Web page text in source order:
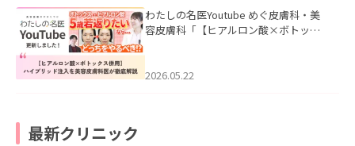
わたしの名医Youtube めぐ皮膚科・美
容皮膚科「【ヒアルロン酸×ボトック
た。
2026.05.22
最新クリニック